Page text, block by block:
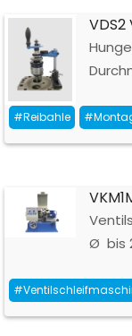
#Reibahle
Ø bis